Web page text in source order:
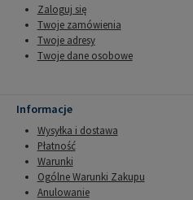
Zaloguj się
Twoje zamówienia
Twoje adresy
Twoje dane osobowe
Informacje
Wysyłka i dostawa
Płatność
Warunki
Ogólne Warunki Zakupu
Anulowanie